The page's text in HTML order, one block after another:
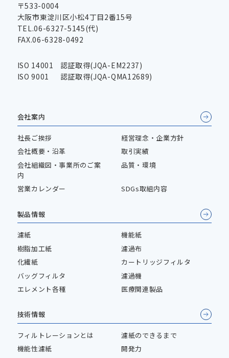
〒533-0004
大阪市東淀川区小松4丁目2番15号
TEL.06-6327-5145(代)
FAX.06-6328-0492
ISO 14001
認証取得(JQA-EM2237)
ISO 9001
認証取得(JQA-QMA12689)
会社案内
社長ご挨拶
経営理念・企業方針
会社概要・沿革
取引実績
会社組織図・事業所のご案
内
品質・環境
営業カレンダー SDGs取組内容
製品情報
濾紙
機能紙
樹脂加工紙
濾過布
化繊紙
カートリッジフィルタ
バッグフィルタ
濾過機
エレメント各種
医療関連製品
技術情報
フィルトレーションとは
濾紙のできるまで
機能性濾紙
開発力